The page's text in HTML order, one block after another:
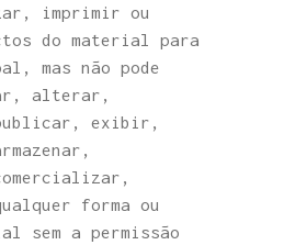
imprimir ou
do material para
mas não pode
alterar,
exibir,
forma ou
sem a permissão